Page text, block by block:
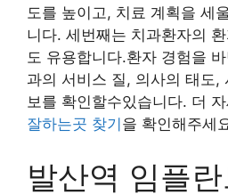
도를 높이고, 치료 계획을 세
니다. 세번째는 치과환자의
도 유용합니다.환자 경험을
과의 서비스 질, 의사의 태도,
보를 확인할수있습니다. 더
잘하는곳 찾기을 확인해주세
발산역 임플